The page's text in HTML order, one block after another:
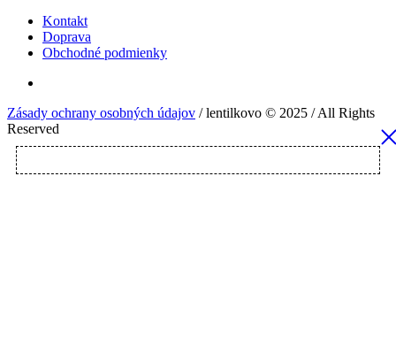
Kontakt
Doprava
Obchodné podmienky
Zásady ochrany osobných údajov / lentilkovo © 2025 / All Rights
Reserved